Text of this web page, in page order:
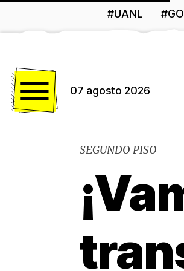
#UANL
07 agosto 2026
SEGUNDO PISO